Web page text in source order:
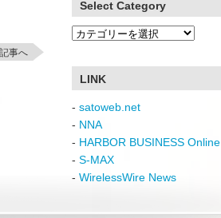
事へ
Select Category
Select
LINK
- satoweb.net
- NNA
- HARBOR BUSINESS Online
- S-MAX
- WirelessWire News